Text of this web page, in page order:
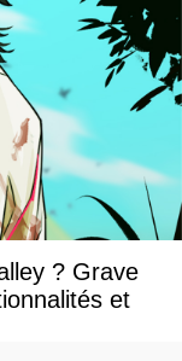
? Grave
et